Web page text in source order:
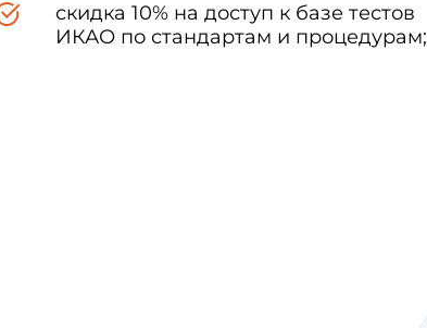
скидка 10% на доступ к базе тестов
ИКАО по стандартам и процедурам;